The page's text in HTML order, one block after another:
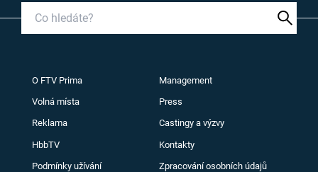
O FTV Prima Management
Volná místa Press
Reklama Castingy a výzvy
HbbTV Kontakty
Podmínky užívání Zpracování osobních údajů